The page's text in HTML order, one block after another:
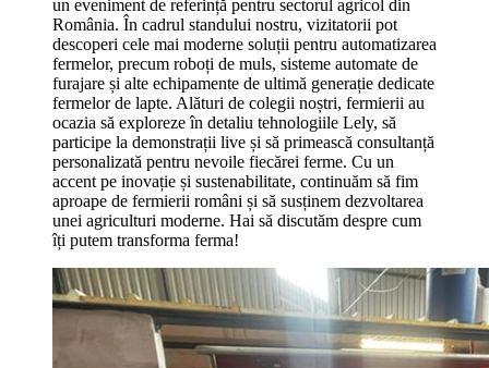
un eveniment de referință pentru sectorul agricol din
România. În cadrul standului nostru, vizitatorii pot
descoperi cele mai moderne soluții pentru automatizarea
fermelor, precum roboți de muls, sisteme automate de
furajare și alte echipamente de ultimă generație dedicate
fermelor de lapte. Alături de colegii noștri, fermierii au
ocazia să exploreze în detaliu tehnologiile Lely, să
participe la demonstrații live și să primească consultanță
personalizată pentru nevoile fiecărei ferme. Cu un
accent pe inovație și sustenabilitate, continuăm să fim
aproape de fermierii români și să susținem dezvoltarea
unei agriculturi moderne. Hai să discutăm despre cum
îți putem transforma ferma!